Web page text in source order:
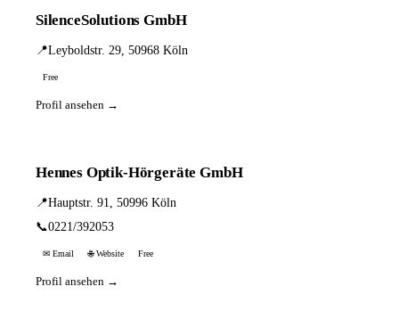
SilenceSolutions GmbH
📍Leyboldstr. 29, 50968 Köln
Free
Profil ansehen →
Hennes Optik-Hörgeräte GmbH
📍Hauptstr. 91, 50996 Köln
📞0221/392053
✉ Email 🌐 Website Free
Profil ansehen →